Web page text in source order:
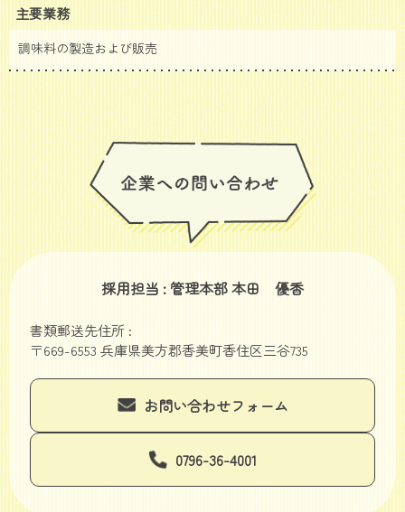
主要業務
調味料の製造および販売
採用担当 : 管理本部 本田 優香
書類郵送先住所 :
〒669-6553 兵庫県美方郡香美町香住区三谷735
お問い合わせフォーム
0796-36-4001